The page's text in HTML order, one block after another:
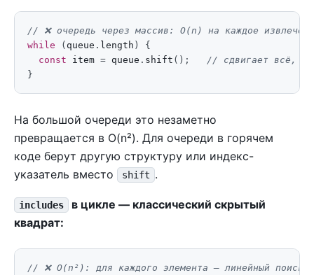
while ( queue . length )
{
const
item = queue . shift ();
}
На большой очереди это незаметно
превращается в O(n²). Для очереди в горячем
коде берут другую структуру или индекс-
указатель вместо
shift .
includes
в цикле — классический скрытый
квадрат: